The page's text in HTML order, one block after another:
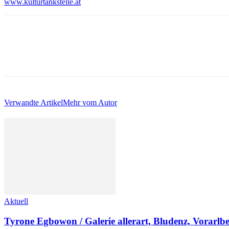
www.kulturtankstelle.at
Verwandte ArtikelMehr vom Autor
Aktuell
Tyrone Egbowon / Galerie allerart, Bludenz,